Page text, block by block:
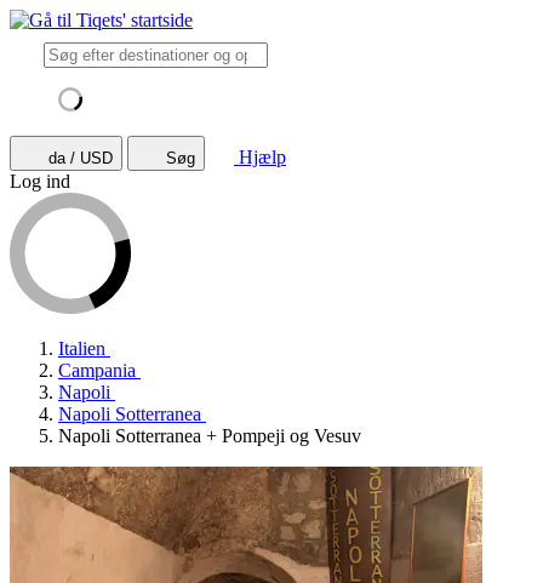
da / USD Søg
Hjælp
Log ind
Italien
Campania
Napoli
Napoli Sotterranea
Napoli Sotterranea + Pompeji og Vesuv